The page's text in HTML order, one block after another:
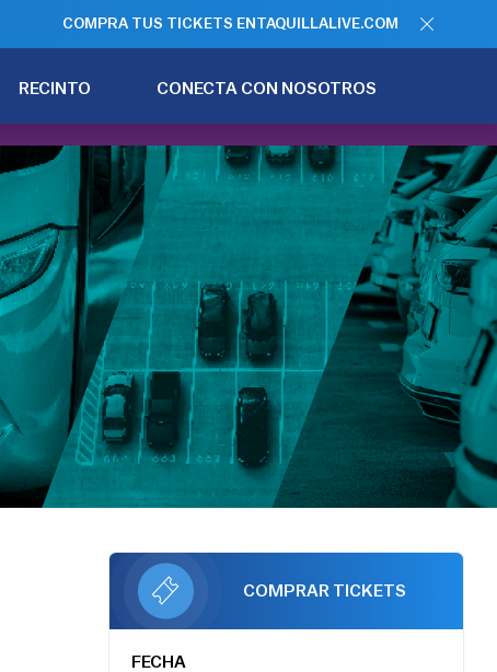
COMPRA TUS TICKETS EN TAQUILLALIVE.COM
RECINTO CONECTA CON NOSOTROS
COMPRAR TICKETS
FECHA